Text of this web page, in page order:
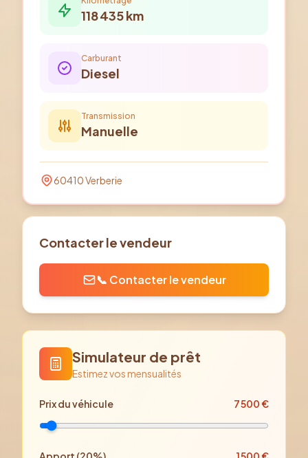
118 435km
Carburant
Diesel
Transmission
Manuelle
60410Verberie
Contacter le vendeur
📞 Contacter le vendeur
Simulateur de prêt
Estimez vos mensualités
Prixdu véhicule 7 500€